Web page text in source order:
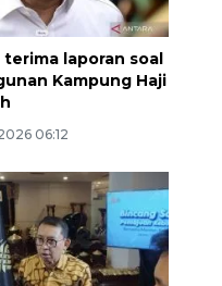
terima laporan soal
Kampung Haji
06:12
baru